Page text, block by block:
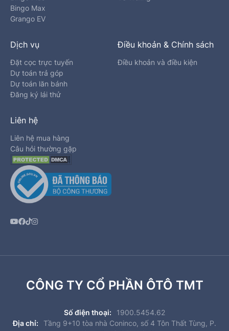
Bingo Max
Grango EV
Dịch vụ
Đặt cọc trực tuyến
Dự toán trả góp
Dự toán lăn bánh
Đăng ký lái thử
Điều khoản & Chính sách
Điều khoản và điều kiện
Liên hệ
Liên hệ mua hàng
Câu hỏi thường gặp
CÔNG TY CỔ PHẦN ÔTÔ TMT
Số điện thoại:
1900.5454.62
Địa chỉ:
Tầng 9+10 tòa nhà Coninco, số 4 Tôn Thất Tùng, P.